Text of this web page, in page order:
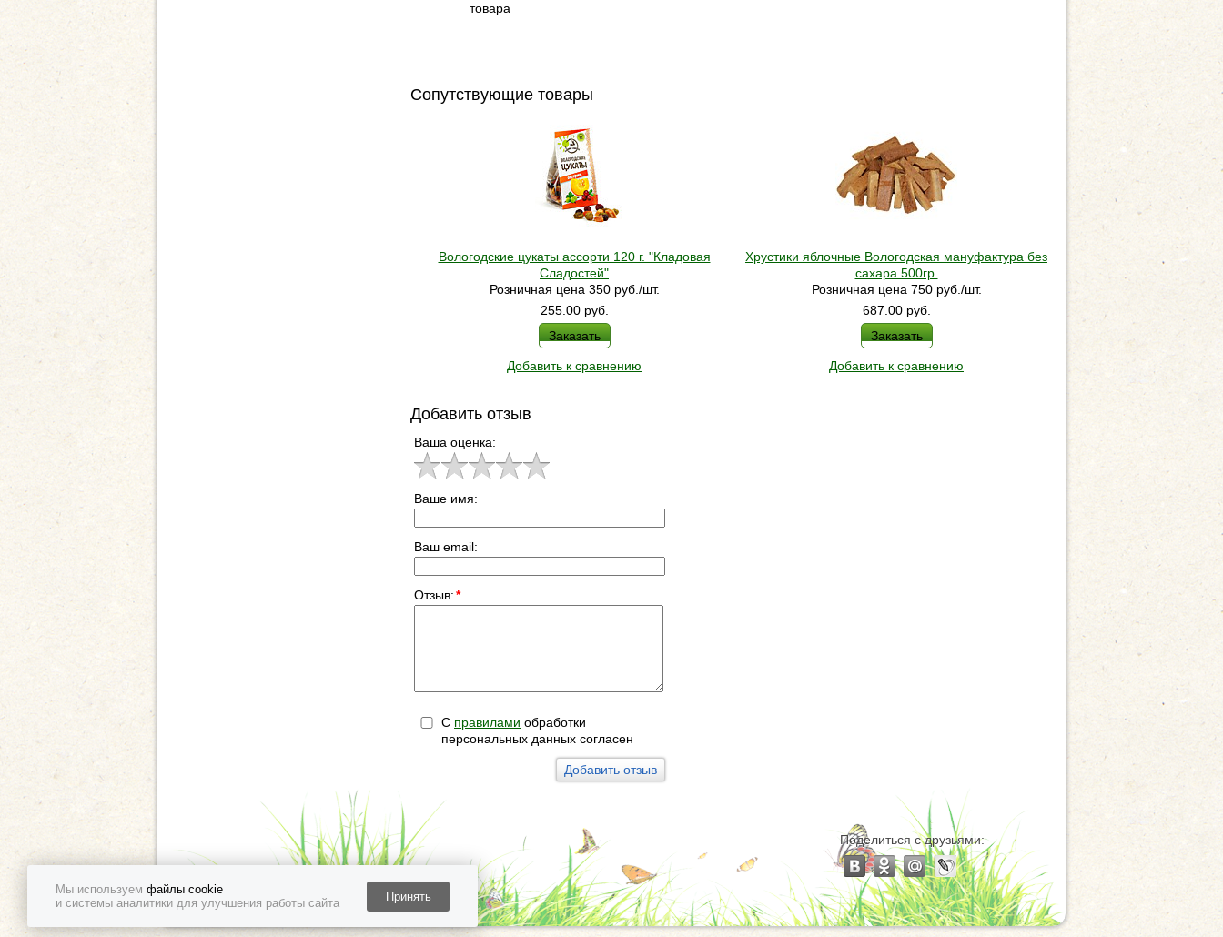
Мы используем файлы cookie
и системы аналитики для улучшения работы сайта
Принять
товара
Сопутствующие товары
Вологодские цукаты ассорти 120 г. "Кладовая
Сладостей"
Розничная цена 350 руб./шт.
255.00 руб.
Заказать
Добавить к сравнению
Хрустики яблочные Вологодская мануфактура без
сахара 500гр.
Розничная цена 750 руб./шт.
687.00 руб.
Заказать
Добавить к сравнению
Добавить отзыв
Ваша оценка:
Ваше имя:
Ваш email:
Отзыв:*
С правилами обработки
персональных данных согласен
Поделиться с друзьями: